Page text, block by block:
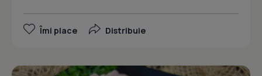
Îmi place Distribuie